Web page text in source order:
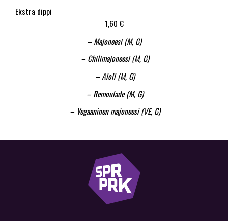
Ekstra dippi
1,60 €
– Majoneesi (M, G)
– Chilimajoneesi (M, G)
– Aioli (M, G)
– Remoulade (M, G)
– Vegaaninen majoneesi (VE, G)